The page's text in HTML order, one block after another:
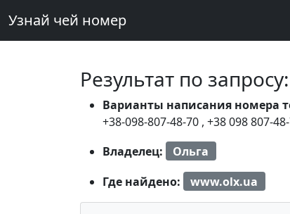
Узнай чей номер
Результат по
Варианты написания номера
+38-098-807-48-70 , +38 098 807-
Владелец:
Ольга
Где найдено:
www.olx.ua